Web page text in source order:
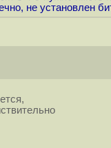
не установлен